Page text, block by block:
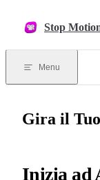
Stop
Menu
Gira il
Inizia ad